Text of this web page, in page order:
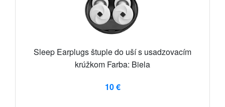
Sleep Earplugs štuple do uší s usadzovacím
krúžkom Farba: Biela
10 €